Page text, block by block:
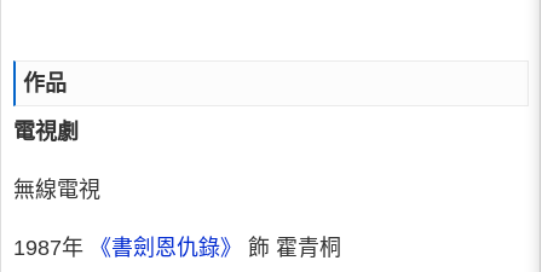
作品
電視劇
無線電視
1987年 《書劍恩仇錄》
飾 霍青桐